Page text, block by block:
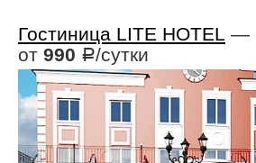
Гостиница LITE HOTEL
—
от 990 Р/сутки